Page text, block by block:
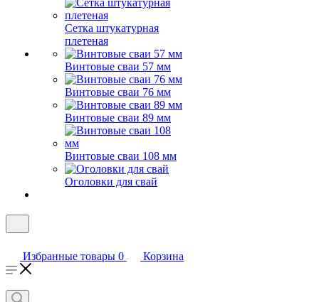
Сетка штукатурная
плетеная
Винтовые сваи 57 мм
Винтовые сваи 76 мм
Винтовые сваи 89 мм
Винтовые сваи 108 мм
Оголовки для свай
Избранные товары 0 Корзина